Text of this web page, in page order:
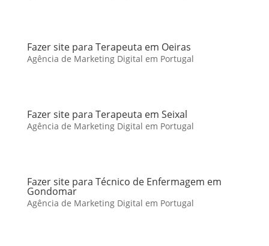
Fazer site para Terapeuta em Oeiras
Agência de Marketing Digital em Portugal
Fazer site para Terapeuta em Seixal
Agência de Marketing Digital em Portugal
Fazer site para Técnico de Enfermagem em
Gondomar
Agência de Marketing Digital em Portugal